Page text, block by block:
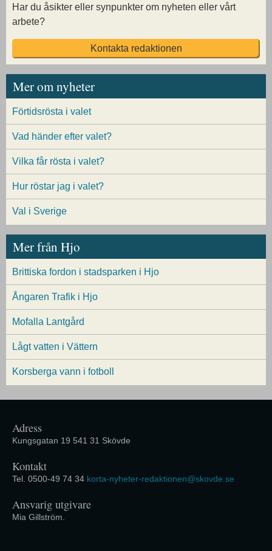
Har du åsikter eller synpunkter om nyheten eller vårt
arbete?
Kontakta redaktionen
Mer om nyheter
Förtidsrösta i valet
Vad händer efter valet?
Vilka får rösta i valet?
Hur röstar jag i valet?
Val i Sverige
Mer från Hjo
Brittiska fordon i stadsparken i Hjo
Ångaren Trafik i Hjo
Mofalla Lantgård
Lågt vatten i Vättern
Korsberga vann i fotboll
Adress
Kungsgatan 19 541 31 Skövde
Kontakt
Tel. 0500-49 74 34 korta-nyheter-redaktionen@skovde.se
Ansvarig utgivare
Mia Gillström.